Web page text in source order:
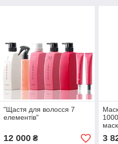
"Щастя для волосся 7
елементів"
12 000₴ 3